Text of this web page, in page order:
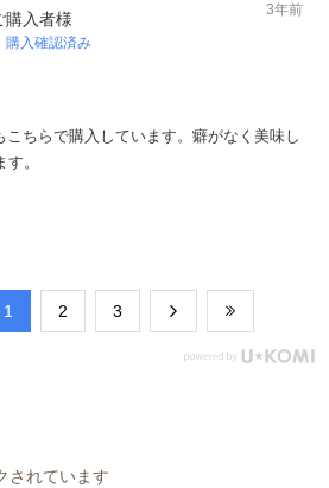
購入者様
購入確認済み
3年前
ちらで購入しています。癖がなく美味し
。
​1 ​2 ​3
されています